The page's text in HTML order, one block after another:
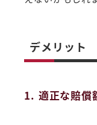
デメリット
1. 適正な賠償